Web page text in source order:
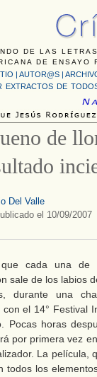
DE LAS
DE
| AUTOR@S |
EXTRACTOS DE
de
Del Valle
el 10/09/2007
que cada una
sale de los labios
durante una
con el 14° Festival
Pocas horas
por primera vez
La película,
todos los